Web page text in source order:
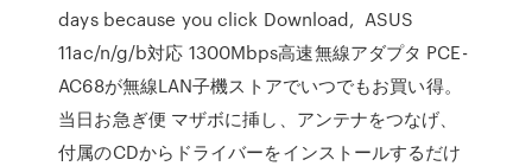
days because you click Download, ASUS
11ac/n/g/b対応 1300Mbps高速無線アダプタ PCE-
AC68が無線LAN子機ストアでいつでもお買い得。
当日お急ぎ便 マザボに挿し、アンテナをつなげ、
付属のCDからドライバーをインストールするだけ